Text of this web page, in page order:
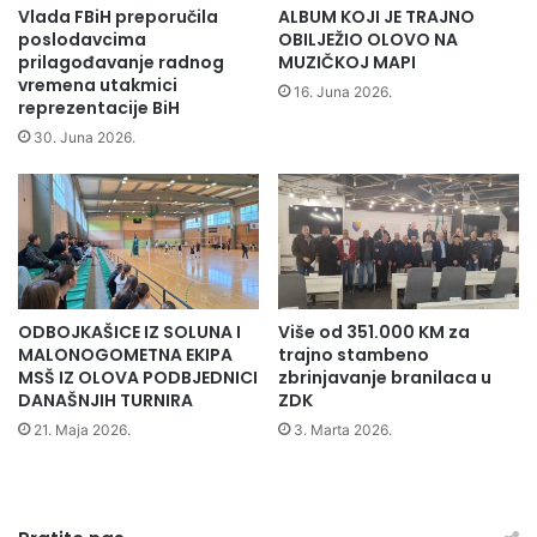
e
n
d
i
s
t
m
b
o
r
a
č
k
e
p
o
Vlada FBiH preporučila
poslodavcima
prilagođavanje radnog
vremena utakmici
reprezentacije BiH
30. Juna 2026.
ALBUM KOJI JE TRAJNO
OBILJEŽIO OLOVO NA
MUZIČKOJ MAPI
16. Juna 2026.
ODBOJKAŠICE IZ SOLUNA I
MALONOGOMETNA EKIPA
MSŠ IZ OLOVA PODBJEDNICI
DANAŠNJIH TURNIRA
21. Maja 2026.
Više od 351.000 KM za
trajno stambeno
zbrinjavanje branilaca u
ZDK
3. Marta 2026.